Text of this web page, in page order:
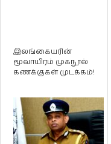
இலங்கையரின்
மூவாயிரம் முக­நூல்
கணக்­கு­கள் முடக்கம்!